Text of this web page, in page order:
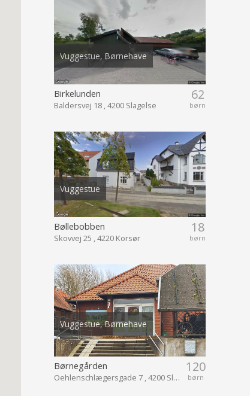
Vuggestue, Børnehave
62
børn
Birkelunden
Baldersvej 18 , 4200 Slagelse
Vuggestue
18
børn
Bøllebobben
Skovvej 25 , 4220 Korsør
Vuggestue, Børnehave
120
børn
Børnegården
Oehlenschlægersgade 7 , 4200 Slagelse